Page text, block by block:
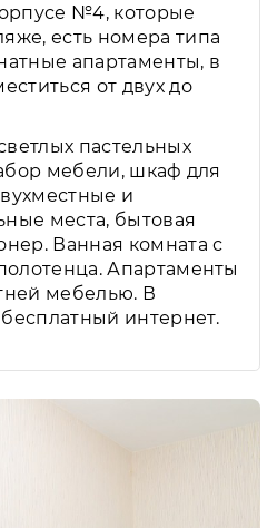
№4, которые
есть номера типа
апартаменты, в
от двух до
пастельных
мебели, шкаф для
и
места, бытовая
Ванная комната с
Апартаменты
мебелью. В
интернет.